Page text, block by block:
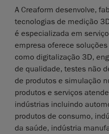
A Creaform desenvolve,
tecnologias de medição
é especializada em
empresa oferece
como digitalização 3D,
de qualidade, testes não
de produtos e simulação
produtos e serviços
indústrias incluindo
produtos de consumo,
da saúde, indústria